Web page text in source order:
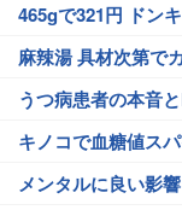
465gで321円 ドン
麻辣湯 具材次第で
うつ病患者の本音
キノコで血糖値ス
メンタルに良い影